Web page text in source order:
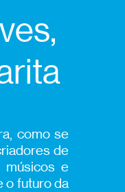
como se
de
músicos e
o futuro da